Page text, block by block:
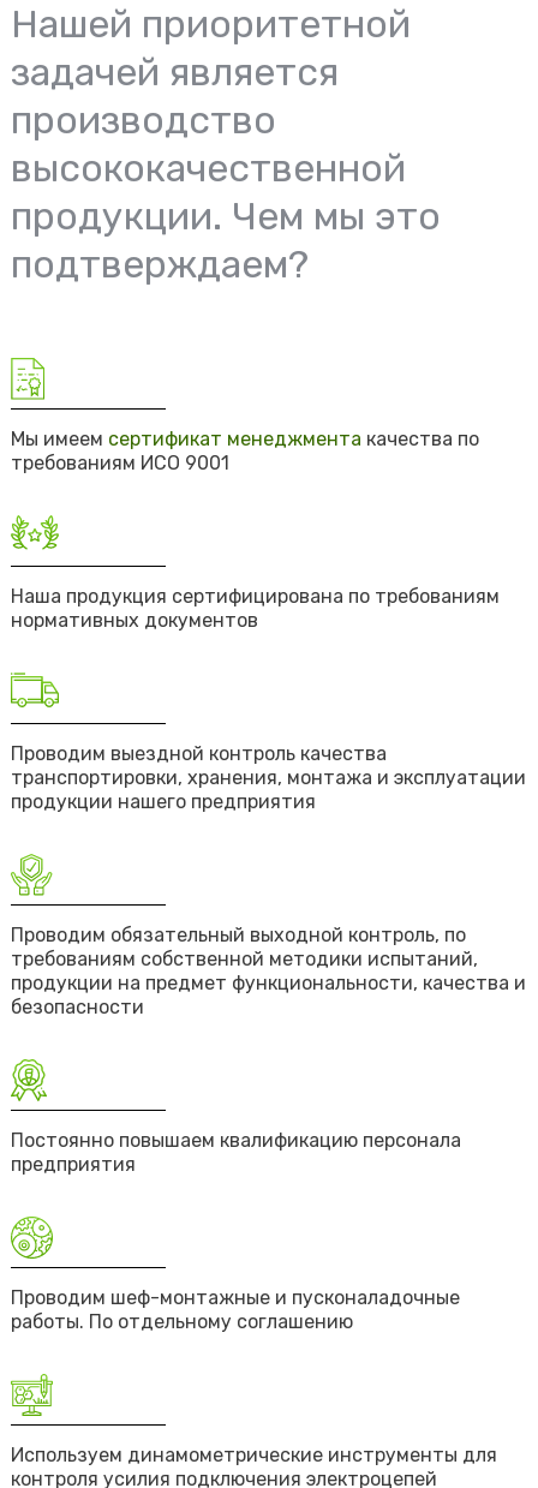
Нашей приоритетной
задачей является
производство
высококачественной
продукции. Чем мы это
подтверждаем?
Мы имеем сертификат менеджмента качества по
требованиям ИСО 9001
Наша продукция сертифицирована по требованиям
нормативных документов
Проводим выездной контроль качества
транспортировки, хранения, монтажа и эксплуатации
продукции нашего предприятия
Проводим обязательный выходной контроль, по
требованиям собственной методики испытаний,
продукции на предмет функциональности, качества и
безопасности
Постоянно повышаем квалификацию персонала
предприятия
Проводим шеф-монтажные и пусконаладочные
работы. По отдельному соглашению
Используем динамометрические инструменты для
контроля усилия подключения электроцепей